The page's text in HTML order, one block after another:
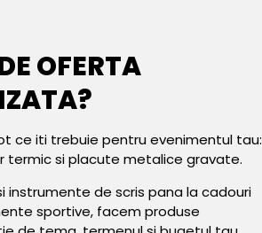
OFERTA
ce iti trebuie pentru evenimentul tau:
termic si placute metalice gravate.
instrumente de scris pana la cadouri
sportive, facem produse